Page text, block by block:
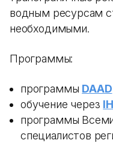
водным ресурсам
необходимыми.
Программы:
программы DAAD
обучение через
программы
специалистов